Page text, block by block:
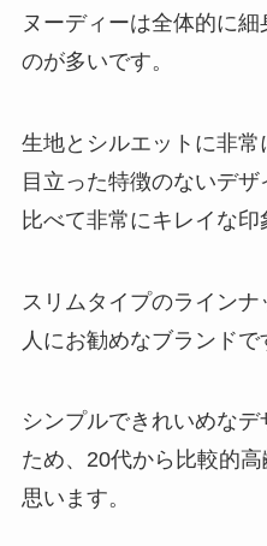
ヌーディーは全体的に
のが多いです。
生地とシルエットに非
目立った特徴のないデ
比べて非常にキレイな印
スリムタイプのライン
人にお勧めなブランドで
シンプルできれいめな
ため、20代から比較的
思います。